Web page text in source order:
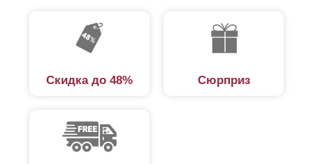
Скидка до 48% Сюрприз